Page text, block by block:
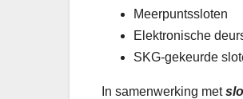
Meerpuntssloten
Elektronische
SKG-gekeurde
In samenwerking met